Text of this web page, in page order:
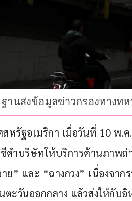
นส่งข้อมูลข่าวกรองทางท
หรัฐอเมริกา เมื่อวันที่ 10 พ.ค
ดำบริษัทให้บริการด้านภาพถ่
” และ “ฉางกวง” เนื่องจาก
ะวันออกกลาง แล้วส่งให้กับอิ